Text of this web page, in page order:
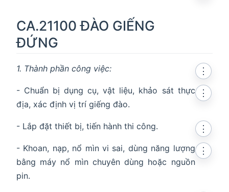
CA.21100 ĐÀO GIẾNG
ĐỨNG
1. Thành phần công việc:
⋮
- Chuẩn bị dụng cụ, vật liệu, khảo sát thực
địa, xác định vị trí giếng đào.
⋮
- Lắp đặt thiết bị, tiến hành thi công.
⋮
- Khoan, nạp, nổ mìn vi sai, dùng năng lượng
bằng máy nổ mìn chuyên dùng hoặc nguồn
pin.
⋮